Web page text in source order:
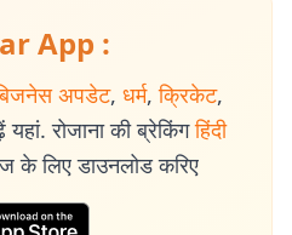
App :
अपडेट, धर्म, क्रिकेट,
रोजाना की ब्रेकिंग हिंदी
के लिए डाउनलोड करिए